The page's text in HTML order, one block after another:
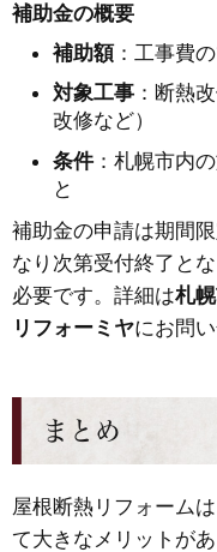
補助金の概要
補助額：工事費
対象工事 ：断熱
改修など）
条件 ：札幌市内
と
補助金の申請は期間
なり次第受付終了と
必要です。詳細は札
リフォーミヤにお問
まとめ
屋根断熱リフォーム
て大きなメリットが